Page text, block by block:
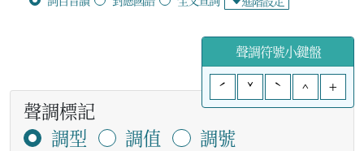
聲調符號小鍵盤
ˊ
ˇ ˋ ^ +
聲調標記
調型
調值
調號